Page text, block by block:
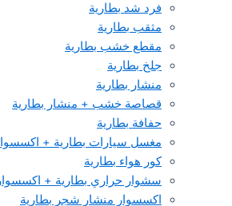
فرد شد بطارية
مثقب بطارية
مقطع خشب بطارية
جلخ بطارية
منشار بطارية
قصاصة خشب + منشار بطارية
حفافة بطارية
مغسل سيارات بطارية + اكسسوار
كور هواء بطارية
سشوار حراري بطارية + اكسسوار
اكسسوار منشار شجر بطارية